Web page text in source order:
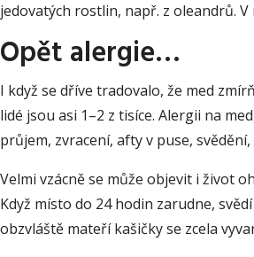
jedovatých rostlin, např. z oleandrů.
Opět alergie…
I když se dříve tradovalo, že med
lidé jsou asi 1–2 z tisíce. Alergii na
průjem, zvracení, afty v puse,
Velmi vzácně se může objevit i život
Když místo do 24 hodin zarudne,
obzvláště mateří kašičky se zcela